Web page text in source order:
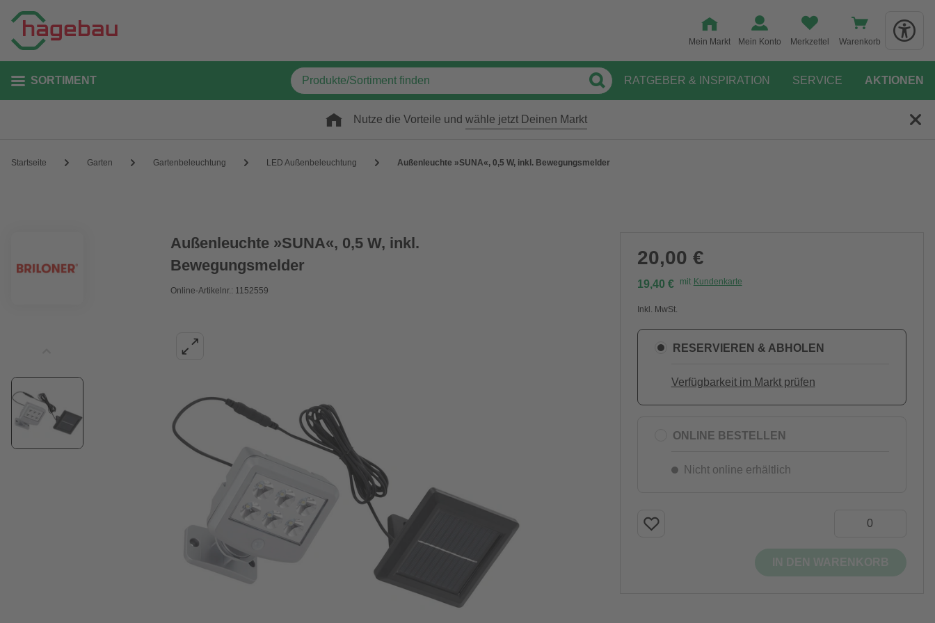
Mein Markt Mein Konto Merkzettel Warenkorb
SORTIMENT RATGEBER & INSPIRATION SERVICE AKTIONEN
Nutze die Vorteile und wähle jetzt Deinen Markt
Startseite Garten Gartenbeleuchtung LED Außenbeleuchtung Außenleuchte »SUNA«, 0,5 W, inkl. Bewegungsmelder
Außenleuchte »SUNA«, 0,5 W, inkl.
Bewegungsmelder
Online-Artikelnr.: 1152559
20,00 €
19,40 € mit Kundenkarte
Inkl. MwSt.
RESERVIEREN & ABHOLEN
Verfügbarkeit im Markt prüfen
ONLINE BESTELLEN
Nicht online erhältlich